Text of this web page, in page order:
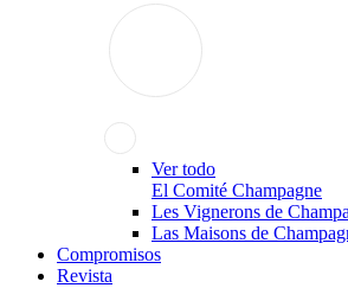
Ver todo
El Comité Champagne
Les Vignerons de
Las Maisons de
Compromisos
Revista